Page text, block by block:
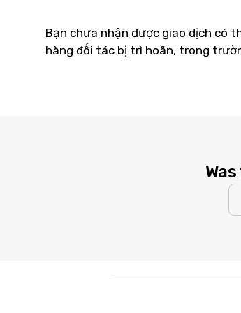
Bạn chưa nhận được giao dịch có
hàng đối tác bị trì hoãn, trong